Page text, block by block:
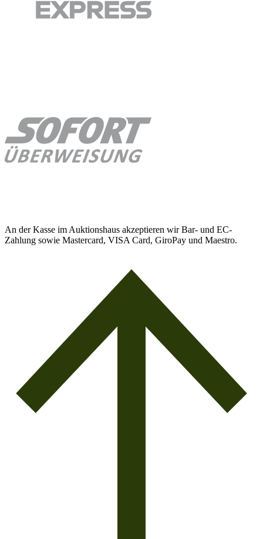
An der Kasse im Auktionshaus akzeptieren wir Bar- und EC-
Zahlung sowie Mastercard, VISA Card, GiroPay und Maestro.